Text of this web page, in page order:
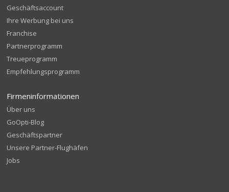
Geschäftsaccount
Ihre Werbung bei uns
Franchise
Partnerprogramm
Treueprogramm
Empfehlungsprogramm
Firmeninformationen
Über uns
GoOpti-Blog
Geschäftspartner
Unsere Partner-Flughäfen
Jobs